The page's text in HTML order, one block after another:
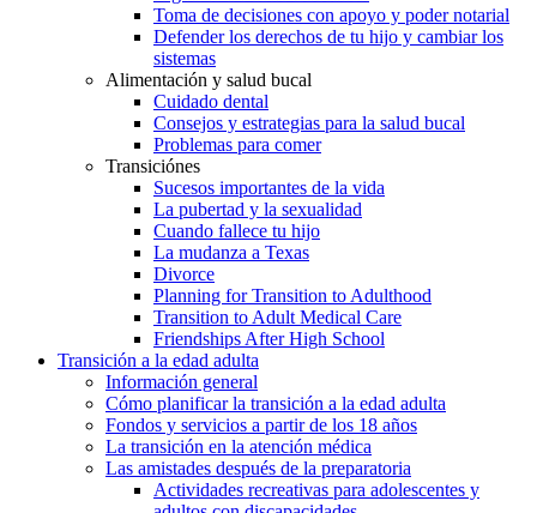
Toma de decisiones con apoyo y poder notarial
Defender los derechos de tu hijo y cambiar los
sistemas
Alimentación y salud bucal
Cuidado dental
Consejos y estrategias para la salud bucal
Problemas para comer
Transiciónes
Sucesos importantes de la vida
La pubertad y la sexualidad
Cuando fallece tu hijo
La mudanza a Texas
Divorce
Planning for Transition to Adulthood
Transition to Adult Medical Care
Friendships After High School
Transición a la edad adulta
Información general
Cómo planificar la transición a la edad adulta
Fondos y servicios a partir de los 18 años
La transición en la atención médica
Las amistades después de la preparatoria
Actividades recreativas para adolescentes y